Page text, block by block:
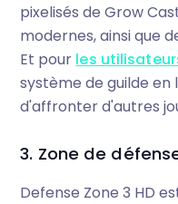
pixelisés de Grow
modernes, ainsi que
Et pour les
système de guilde en
d'affronter d'autres
3. Zone de
Defense Zone 3 HD